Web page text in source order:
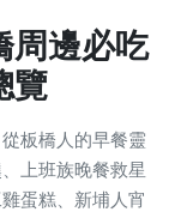
周邊必吃
覽
板橋人的早餐靈
上班族晚餐救星
蛋糕、新埔人宵